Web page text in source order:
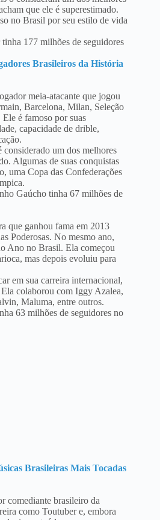
que ele é superestimado.
no Brasil por seu estilo de vida
177 milhões de seguidores
Brasileiros da História
meia-atacante que jogou
Barcelona, Milan, Seleção
é famoso por suas
capacidade de drible,
um dos melhores
Algumas de suas conquistas
uma Copa das Confederações
Gaúcho tinha 67 milhões de
que ganhou fama em 2013
Poderosas. No mesmo ano,
Ano no Brasil. Ela começou
mas depois evoluiu para
em sua carreira internacional,
colaborou com Iggy Azalea,
Maluma, entre outros.
63 milhões de seguidores no
Brasileiras Mais Tocadas
comediante brasileiro da
como Toutuber e, embora